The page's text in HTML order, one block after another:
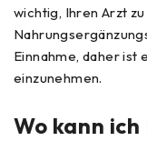
wichtig, Ihren Arzt
Einnahme, daher ist
einzunehmen.
Wo kann